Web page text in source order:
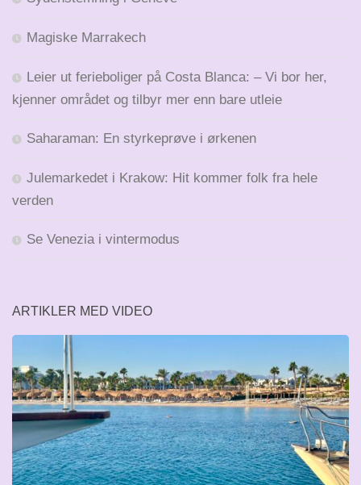
Magiske Marrakech
Leier ut ferieboliger på Costa Blanca: – Vi bor her,
kjenner området og tilbyr mer enn bare utleie
Saharaman: En styrkeprøve i ørkenen
Julemarkedet i Krakow: Hit kommer folk fra hele
verden
Se Venezia i vintermodus
ARTIKLER MED VIDEO